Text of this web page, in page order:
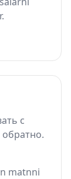
с
matnni